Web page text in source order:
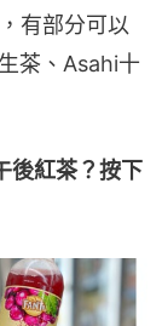
有部分可以
茶、Asahi十
後紅茶？按下